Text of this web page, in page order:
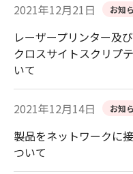
2021年12月21日 お知
レーザープリンター及
クロスサイトスクリプ
いて
2021年12月14日 お知
製品をネットワークに
ついて